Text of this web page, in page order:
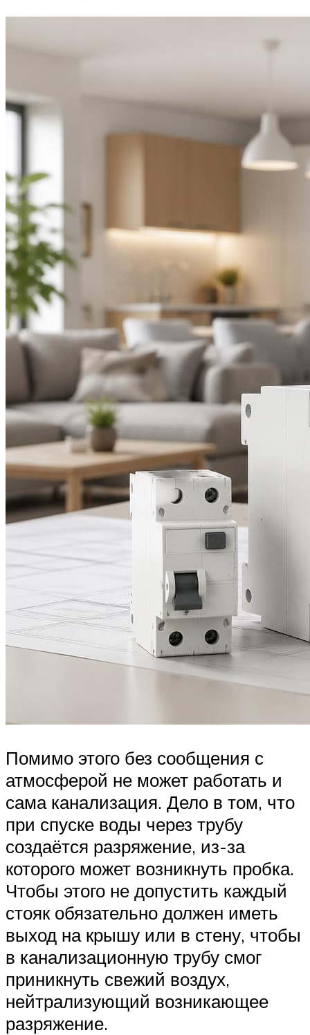
Помимо этого без сообщения с
атмосферой не может работать и
сама канализация. Дело в том, что
при спуске воды через трубу
создаётся разряжение, из-за
которого может возникнуть пробка.
Чтобы этого не допустить каждый
стояк обязательно должен иметь
выход на крышу или в стену, чтобы
в канализационную трубу смог
приникнуть свежий воздух,
нейтрализующий возникающее
разряжение.